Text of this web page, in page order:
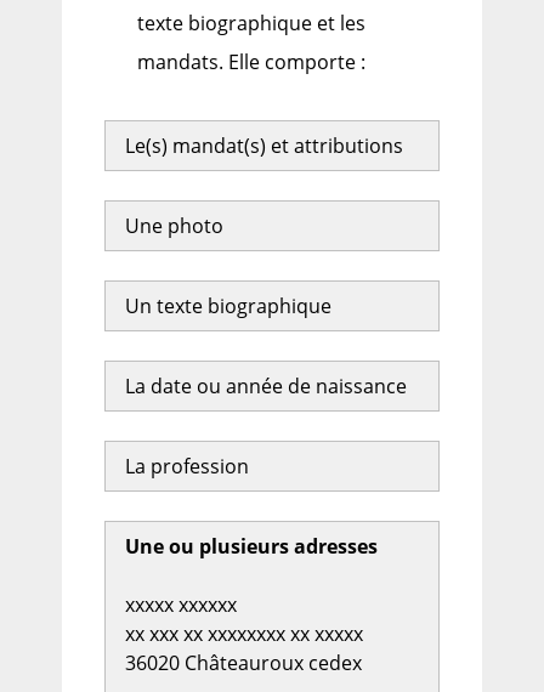
texte biographique et les
mandats. Elle comporte :
Le(s) mandat(s) et attributions
Une photo
Un texte biographique
La date ou année de naissance
La profession
Une ou plusieurs adresses
xxxxx xxxxxx
xx xxx xx xxxxxxxx xx xxxxx
36020 Châteauroux cedex